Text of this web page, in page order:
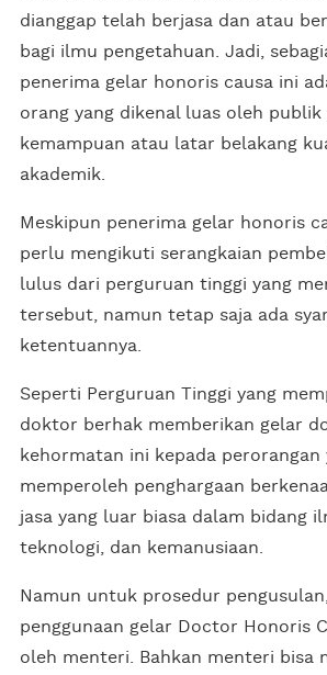
dianggap telah berjasa dan atau
bagi ilmu pengetahuan. Jadi,
penerima gelar honoris causa ini
orang yang dikenal luas oleh publik
kemampuan atau latar belakang
akademik.
Meskipun penerima gelar honoris
perlu mengikuti serangkaian
lulus dari perguruan tinggi yang
tersebut, namun tetap saja ada
ketentuannya.
Seperti Perguruan Tinggi yang
doktor berhak memberikan gelar
kehormatan ini kepada perorangan
memperoleh penghargaan
jasa yang luar biasa dalam bidang
teknologi, dan kemanusiaan.
Namun untuk prosedur
penggunaan gelar Doctor Honoris
oleh menteri. Bahkan menteri bisa